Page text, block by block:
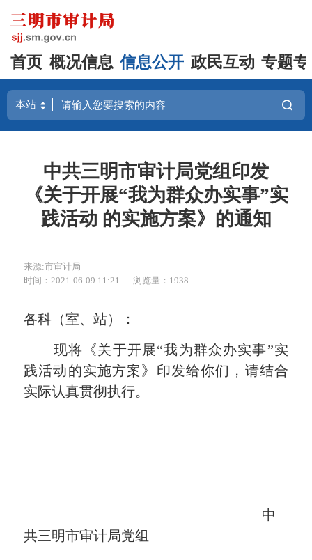
首页 概况信息 信息公开 政民互动 专题
中共三明市审计局党组印发
《关于开展“我为群众办实事”实
践活动 的实施方案》的通知
来源:市审计局
时间：2021-06-09 11:21
浏览量：1938
各科（室、站）：
现将《关于开展“我为群众办实事”实
践活动的实施方案》印发给你们，请结合
实际认真贯彻执行。
中
共三明市审计局党组